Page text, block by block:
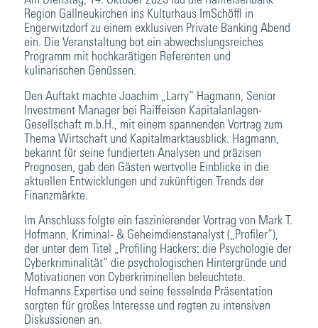
Region Gallneukirchen ins Kulturhaus ImSchöffl in
Engerwitzdorf zu einem exklusiven Private Banking Abend
ein. Die Veranstaltung bot ein abwechslungsreiches
Programm mit hochkarätigen Referenten und
kulinarischen Genüssen.
Den Auftakt machte Joachim „Larry“ Hagmann, Senior
Investment Manager bei Raiffeisen Kapitalanlagen-
Gesellschaft m.b.H., mit einem spannenden Vortrag zum
Thema Wirtschaft und Kapitalmarktausblick. Hagmann,
bekannt für seine fundierten Analysen und präzisen
Prognosen, gab den Gästen wertvolle Einblicke in die
aktuellen Entwicklungen und zukünftigen Trends der
Finanzmärkte.
Im Anschluss folgte ein faszinierender Vortrag von Mark T.
Hofmann, Kriminal- & Geheimdienstanalyst („Profiler“),
der unter dem Titel „Profiling Hackers: die Psychologie der
Cyberkriminalität“ die psychologischen Hintergründe und
Motivationen von Cyberkriminellen beleuchtete.
Hofmanns Expertise und seine fesselnde Präsentation
sorgten für großes Interesse und regten zu intensiven
Diskussionen an.